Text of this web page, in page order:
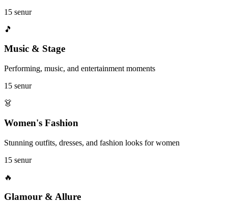
15 senur
🎵
Music & Stage
Performing, music, and entertainment moments
15 senur
👗
Women's Fashion
Stunning outfits, dresses, and fashion looks for women
15 senur
🔥
Glamour & Allure